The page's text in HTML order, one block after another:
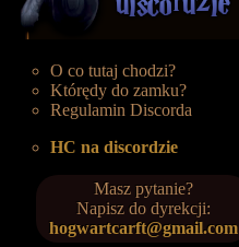
O co tutaj chodzi?
Którędy do zamku?
Regulamin Discorda
HC na discordzie
Masz pytanie?
Napisz do dyrekcji:
hogwartcarft@gmail.com